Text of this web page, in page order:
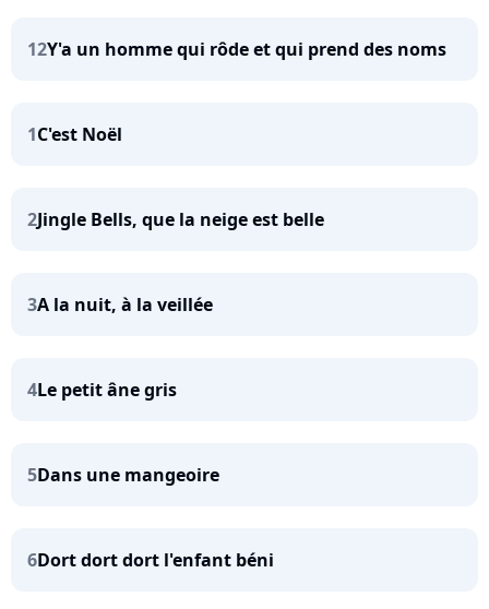
12Y'a un homme qui rôde et qui prend des noms
1C'est Noël
2Jingle Bells, que la neige est belle
3A la nuit, à la veillée
4Le petit âne gris
5Dans une mangeoire
6Dort dort dort l'enfant béni